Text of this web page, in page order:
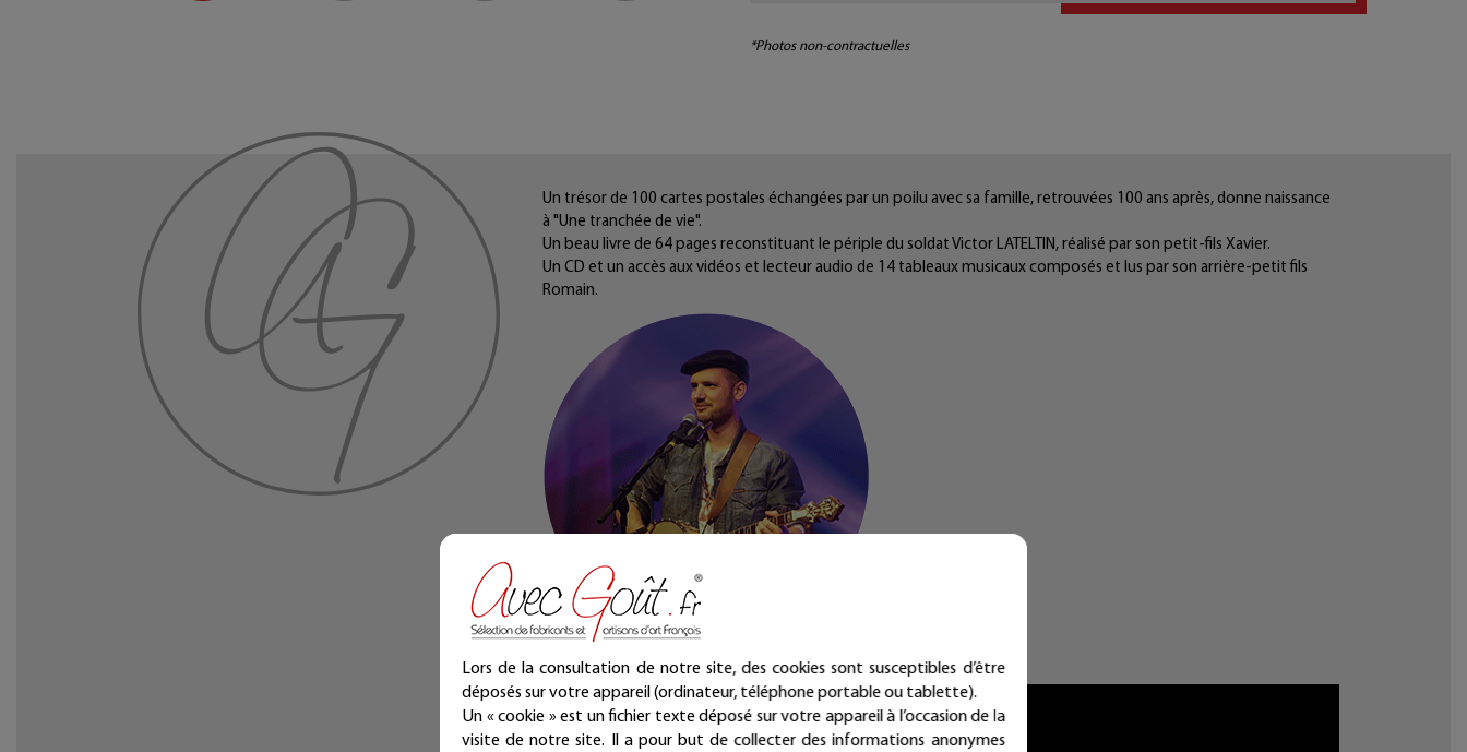
*Photos non-contractuelles
Un trésor de 100 cartes postales échangées par un poilu avec sa famille, retrouvées 100 ans après, donne naissance
à "Une tranchée de vie".
Un beau livre de 64 pages reconstituant le périple du soldat Victor LATELTIN, réalisé par son petit-fils Xavier.
Un CD et un accès aux vidéos et lecteur audio de 14 tableaux musicaux composés et lus par son arrière-petit fils
Romain.
Voici un extrait du CD en vidéo :
Lors de la consultation de notre site, des cookies sont susceptibles d’être
déposés sur votre appareil (ordinateur, téléphone portable ou tablette).
Un « cookie » est un fichier texte déposé sur votre appareil à l’occasion de la
visite de notre site. Il a pour but de collecter des informations anonymes